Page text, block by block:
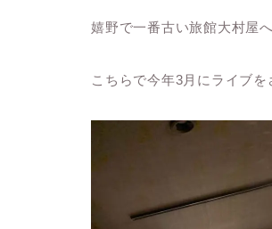
嬉野で一番古い旅館大村屋へ
こちらで今年3月にライブ